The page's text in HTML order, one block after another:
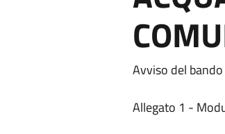
Avviso del
Allegato 1 -